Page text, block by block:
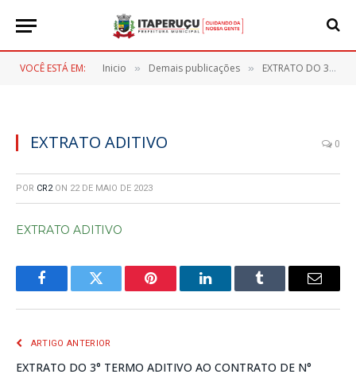
VOCÊ ESTÁ EM: Inicio » Demais publicações » EXTRATO DO 3° TERMO ADITIVO AO CONTRATO DE N° 147/2021-PRORROGAÇÃO
EXTRATO ADITIVO 0
POR CR2 ON 22 DE MAIO DE 2023
EXTRATO ADITIVO
FacebookTwitter Pinterest LinkedInTumblr
E-
ARTIGO ANTERIOR
EXTRATO DO 3° TERMO ADITIVO AO CONTRATO DE N°